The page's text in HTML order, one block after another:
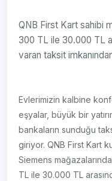
QNB First Kart sahibi
300 TL ile 30.000 TL
varan taksit
Evlerimizin kalbine
eşyalar, büyük bir
bankaların sunduğu
giriyor. QNB First Kart
Siemens
TL ile 30.000 TL